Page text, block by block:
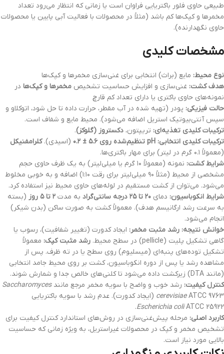
طبیعی حاوی فلور باکتریایی فراوان است یا زمانی که انتظار می‌رود تعداد
مخمرها و کپک‌ها کم باشد (مثلاً در محصولات با فعالیت آبی پایین یا محصولات
حاوی نگهدارنده).
مشخصات کلیدی
نوع محیط: مایع (براث) انتخابی برای غنی‌سازی مخمرها و کپک‌ها
هدف کشت: غنی‌سازی و افزایش حساسیت تشخیص مخمرها و کپک‌ها در
نمونه‌های حاوی باکتری یا دارای تعداد کم قارچ
حالت فیزیکی: پودر (تهیه شده در آب مقطر، حرارت داده تا حل شود، اتوکلاو و
سپس آنتی‌بیوتیک استریل اضافه می‌شود). محیط مایع و شفاف است.
ترکیبات کلیدی تغذیه‌ای: تریپتون، دکستروز (گلوکز).
ترکیبات کلیدی انتخابی: pH تنظیم‌شده روی ۵.۶ ± ۰.۲ (اسیدی).کلرامفنیکل
(معمولاً ۰.۱ گرم در لیتر) برای مهار باکتری‌ها.
شرایط کشت:
نمونه (معمولاً ۱۰ گرم یا میلی‌لیتر) به یک ظرف حاوی حجم
مشخصی از محیط (مثلاً ۹۰ میلی‌لیتر برای رقت ۱:۱۰) اضافه و به خوبی مخلوط
می‌شود. می‌توان از کشت مستقیم در لوله‌های حاوی محیط نیز استفاده کرد.
شرایط انکوباسیون: دمای ۲۰ تا ۲۵ درجه سانتی‌گراد به مدت ۲ تا ۵ روز
(بسته
به سرعت رشد ارگانیسم هدف). معمولاً کشت به صورت ساکن (بدن شیکر)
انجام می‌شود.
خوانش نتیجه: رشد مثبت مخمر: ایجاد کدورت (تغییر شفافیت)، رسوب یا
گاهی تشکیل پلیت (pellicle) در سطح محیط.
رشد مثبت کپک: معمولاً
تشکیل توده‌های پنبه‌ای (میسلیوم) روی سطح یا در ته ظرف. پس از
مشاهده رشد یا پس از دوره انکوباسیون، کشت بر روی محیط جامد انتخابی
(مانند DTA) زیرکشت داده می‌شود تا کلنی‌های خالص جدا و شمارش شوند.
کنترل کیفیت: رشد خوب و واضح با سویه مخمر مرجع مانندSaccharomyces
cerevisiaeATCC 9763 (ایجاد کدورت). عدم رشد با سویه باکتریایی
Escherichia coliATCC 25922.
کاربرد اصلی: مرحله پیش‌غنی‌سازی در روش‌های استاندارد کنترل کیفیت برای
تشخیص مخمر و کپک در محصولات غیراستریل، به ویژه زمانی که حساسیت
بالایی مورد نیاز است.